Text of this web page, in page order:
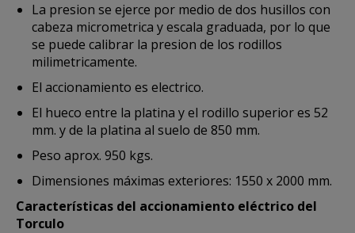
La presion se ejerce por medio de dos husillos con
cabeza micrometrica y escala graduada, por lo que
se puede calibrar la presion de los rodillos
milimetricamente.
El accionamiento es electrico.
El hueco entre la platina y el rodillo superior es 52
mm. y de la platina al suelo de 850 mm.
Peso aprox. 950 kgs.
Dimensiones máximas exteriores: 1550 x 2000 mm.
Características del accionamiento eléctrico del
Torculo